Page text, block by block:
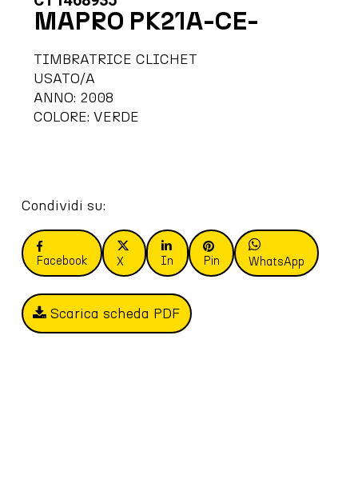
MAPRO PK21A-CE-
TIMBRATRICE CLICHET
USATO/A
ANNO: 2008
COLORE: VERDE
Condividi su:
Facebook X In Pin WhatsApp
Scarica scheda PDF